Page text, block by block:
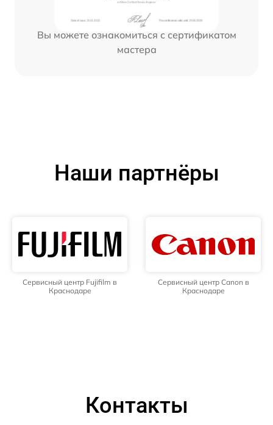
Вы можете ознакомиться с сертификатом
мастера
Наши партнёры
Сервисный центр Fujifilm в
Краснодаре
Сервисный центр Canon в
Краснодаре
Контакты